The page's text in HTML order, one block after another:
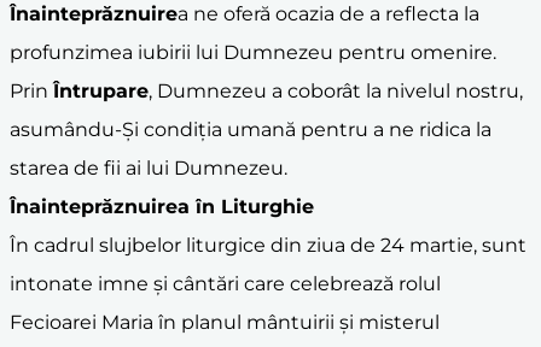
Înainteprăznuirea ne oferă ocazia de a reflecta la
profunzimea iubirii lui Dumnezeu pentru omenire.
PrinÎntrupare, Dumnezeu a coborât la nivelul nostru,
asumându-Și condiția umană pentru a ne ridica la
starea de fii ai lui Dumnezeu.
Înainteprăznuirea în Liturghie
În cadrul slujbelor liturgice din ziua de 24 martie, sunt
intonate imne și cântări care celebrează rolul
Fecioarei Maria în planul mântuirii și misterul